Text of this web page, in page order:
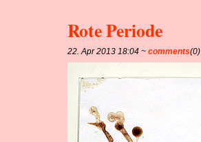
Rote Periode
22. Apr 2013 18:04 ~comments(0)